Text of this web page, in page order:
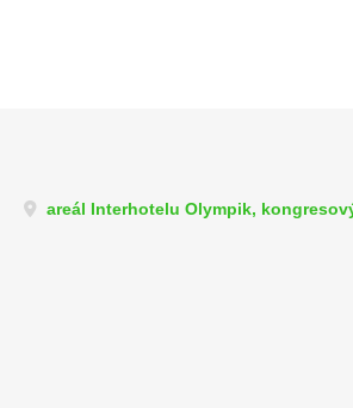
areál Interhotelu Olympik,